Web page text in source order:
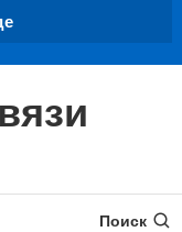
Поиск